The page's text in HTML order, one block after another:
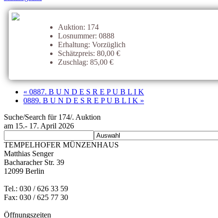
Auktion: 174
Losnummer: 0888
Erhaltung: Vorzüglich
Schätzpreis: 80,00 €
Zuschlag: 85,00 €
« 0887. B U N D E S R E P U B L I K
0889. B U N D E S R E P U B L I K »
Suche/Search für 174/. Auktion
am 15.- 17. April 2026
TEMPELHOFER MÜNZENHAUS
Matthias Senger
Bacharacher Str. 39
12099 Berlin
Tel.: 030 / 626 33 59
Fax: 030 / 625 77 30
Öffnungszeiten